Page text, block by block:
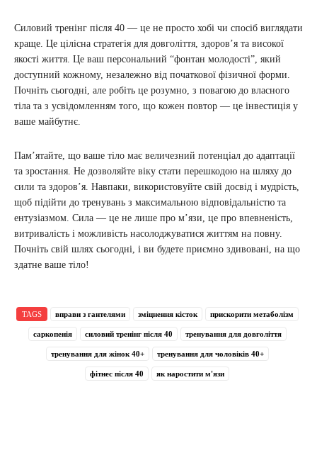
Силовий тренінг після 40 — це не просто хобі чи спосіб виглядати
краще. Це цілісна стратегія для довголіття, здоров’я та високої
якості життя. Це ваш персональний “фонтан молодості”, який
доступний кожному, незалежно від початкової фізичної форми.
Почніть сьогодні, але робіть це розумно, з повагою до власного
тіла та з усвідомленням того, що кожен повтор — це інвестиція у
ваше майбутнє.
Пам’ятайте, що ваше тіло має величезний потенціал до адаптації
та зростання. Не дозволяйте віку стати перешкодою на шляху до
сили та здоров’я. Навпаки, використовуйте свій досвід і мудрість,
щоб підійти до тренувань з максимальною відповідальністю та
ентузіазмом. Сила — це не лише про м’язи, це про впевненість,
витривалість і можливість насолоджуватися життям на повну.
Почніть свій шлях сьогодні, і ви будете приємно здивовані, на що
здатне ваше тіло!
TAGS вправи з гантелями зміцнення кісток прискорити метаболізм
саркопенія силовий тренінг після 40 тренування для довголіття
тренування для жінок 40+ тренування для чоловіків 40+
фітнес після 40 як наростити м'язи